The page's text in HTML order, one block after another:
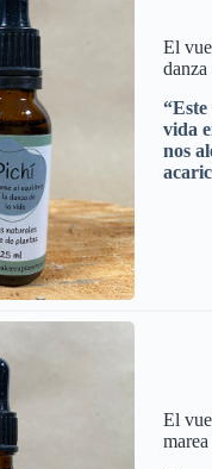
El
vida
nos
El